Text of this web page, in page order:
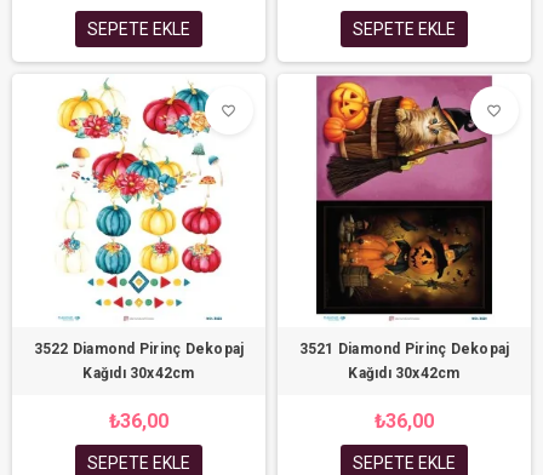
SEPETE EKLE SEPETE EKLE
favorite_border
3522 Diamond Pirinç Dekopaj
Kağıdı 30x42cm
₺36,00
SEPETE EKLE
favorite_border
3521 Diamond Pirinç Dekopaj
Kağıdı 30x42cm
₺36,00
SEPETE EKLE